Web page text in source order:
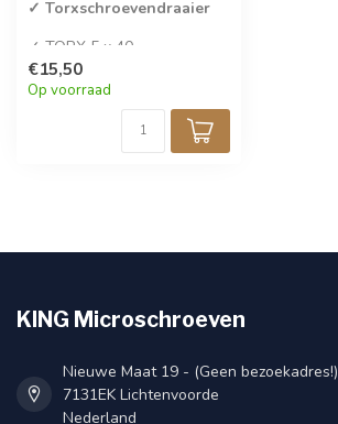
✓ Torxschroevendraaier
✓ TORX 5 x 40
✓ Per stuk verkocht
€15,50
Op voorraad
KING Microschroeven
Nieuwe Maat 19 - (Geen bezoekadres!)
7131EK Lichtenvoorde
Nederland